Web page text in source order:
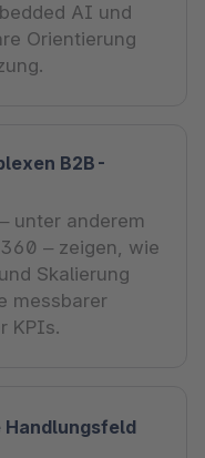
AI und
Orientierung
B2B-
unter anderem
– zeigen, wie
Skalierung
messbarer
KPIs.
Handlungsfeld